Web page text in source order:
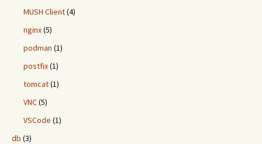
MUSH Client(4)
nginx(5)
podman (1)
postfix(1)
tomcat(1)
VNC(5)
VSCode (1)
db (3)